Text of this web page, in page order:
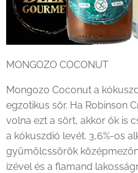
MONGOZO COCONUT
Mongozo Coconut a
egzotikus sör. Ha Robinson
volna ezt a sört, akkor ők is
a kókuszdió levét. 3,6%-os
gyümölcssörök
ízével és a flamand